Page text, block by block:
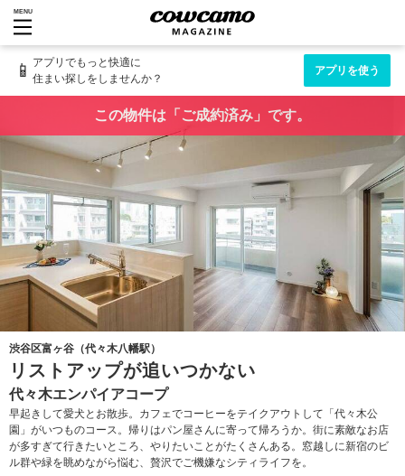
MENU
📱 アプリでもっと快適に
住まい探しをしませんか？
アプリを使う
この物件は「ご成約済み」です。
渋谷区富ヶ谷（代々木八幡駅）
リストアップが追いつかない
代々木エンパイアコープ
早起きして愛犬とお散歩。カフェでコーヒーをテイクアウトして「代々木公
園」がいつものコース。帰りはパン屋さんに寄って帰ろうか。街に素敵なお店
が多すぎて行きたいところ、やりたいことがたくさんある。窓越しに新宿のビ
ル群や緑を眺めながら悩む、贅沢でご機嫌なシティライフを。